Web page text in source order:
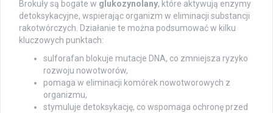
Brokuły są bogate w glukozynolany, które aktywują enzymy
detoksykacyjne, wspierając organizm w eliminacji substancji
rakotwórczych. Działanie te można podsumować w kilku
kluczowych punktach:
sulforafan blokuje mutacje DNA, co zmniejsza ryzyko
rozwoju nowotworów,
pomaga w eliminacji komórek nowotworowych z
organizmu,
stymuluje detoksykację, co wspomaga ochronę przed